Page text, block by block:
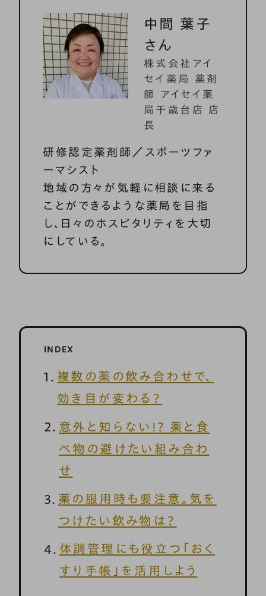
中間 葉子
さん
株式会社アイ
セイ薬局 薬剤
師 アイセイ薬
局千歳台店 店
長
研修認定薬剤師／スポーツファ
ーマシスト
地域の方々が気軽に相談に来る
ことができるような薬局を目指
し、日々のホスピタリティを大切
にしている。
INDEX
複数の薬の飲み合わせで、
効き目が変わる？
意外と知らない!? 薬と食
べ物の避けたい組み合わ
せ
薬の服用時も要注意。気を
つけたい飲み物は？
体調管理にも役立つ「おく
すり手帳」を活用しよう